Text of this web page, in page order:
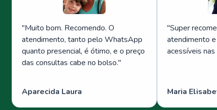
"Muito bom. Recomendo. O
atendimento, tanto pelo WhatsApp
quanto presencial, é ótimo, e o preço
das consultas cabe no bolso."
Aparecida Laura
"Super
atendimento
acessíveis
Maria